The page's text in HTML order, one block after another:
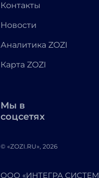
Контакты
Новости
Аналитика ZOZI
Карта ZOZI
Мы в
соцсетях
© «ZOZI.RU», 2026
ООО «ИНТЕГРА